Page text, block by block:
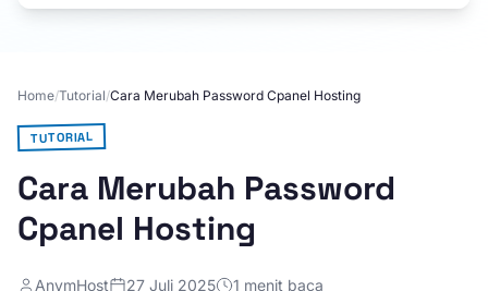
Home/Tutorial/Cara Merubah Password Cpanel Hosting
TUTORIAL
Cara Merubah Password
Cpanel Hosting
AnymHost 27 Juli 2025 1 menit baca